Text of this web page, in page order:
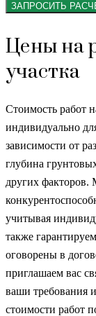
ЗАПРОСИТЬ
Цены на
участка
Стоимость работ
индивидуально
зависимости от
глубина
других
учитывая
также
оговорены в
приглашаем вас
ваши требования
стоимости работ